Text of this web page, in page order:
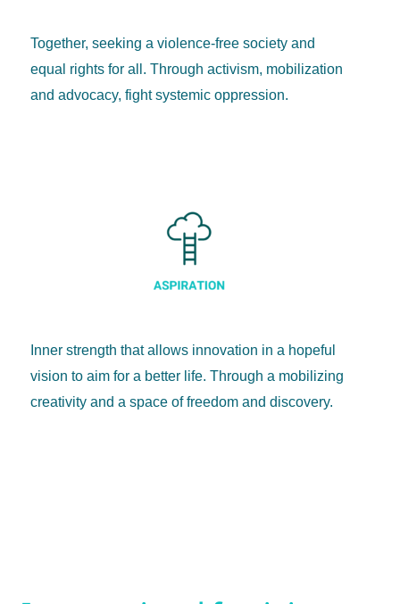
Together, seeking a violence-free society and
equal rights for all. Through activism, mobilization
and advocacy, fight systemic oppression.
Inner strength that allows innovation in a hopeful
vision to aim for a better life. Through a mobilizing
creativity and a space of freedom and discovery.